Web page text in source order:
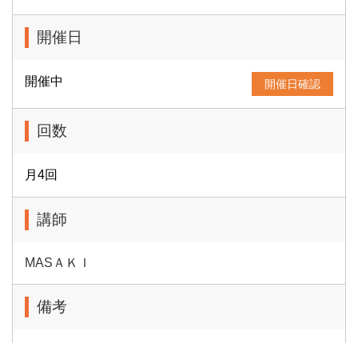
開催日
開催中 開催日確認
回数
月4回
講師
MASＡＫＩ
備考